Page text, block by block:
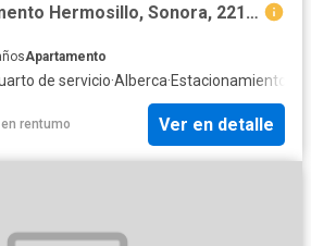
Renta de departamento Hermosillo, Sonora, 22195 Tijuana, B.C. #s/n, Colonia Sonora, C.P. 22195
Apartamento
de servicio·Alberca·Estacionamiento
en rentumo Ver en detalle